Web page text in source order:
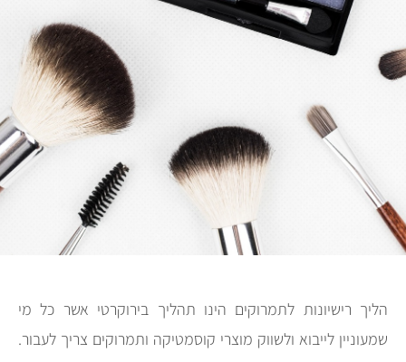
הליך רישיונות לתמרוקים הינו תהליך בירוקרטי אשר כל מי
שמעוניין לייבוא ולשווק מוצרי קוסמטיקה ותמרוקים צריך לעבור.